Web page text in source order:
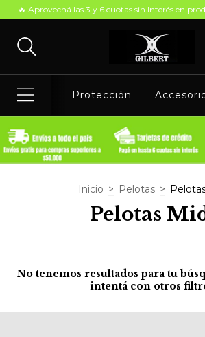
🔥 Aprovechá las 3 y 6 cuotas sin Interés en
Protección
Inicio > Pelotas >
Pelotas
No tenemos resultados para tu
intentá con otros